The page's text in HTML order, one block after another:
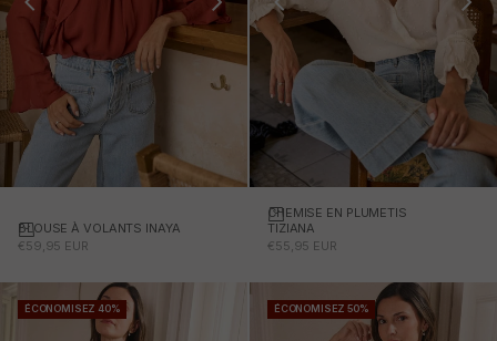
BLOUSE À VOLANTS INAYA
PRIX PROMOTIONNEL
€59,95 EUR
CHEMISE EN PLUMETIS
TIZIANA
PRIX PROMOTIONNEL
€55,95 EUR
ÉCONOMISEZ 40% ÉCONOMISEZ 50%